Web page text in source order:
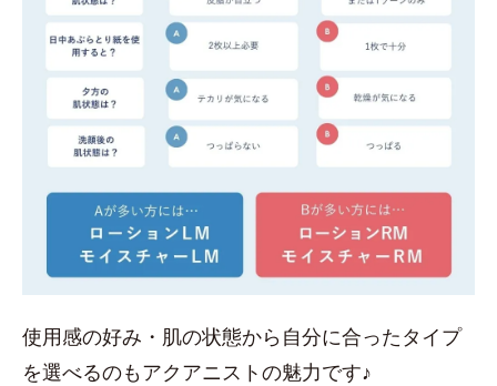
使用感の好み・肌の状態から自分に合ったタイプ
を選べるのもアクアニストの魅力です♪